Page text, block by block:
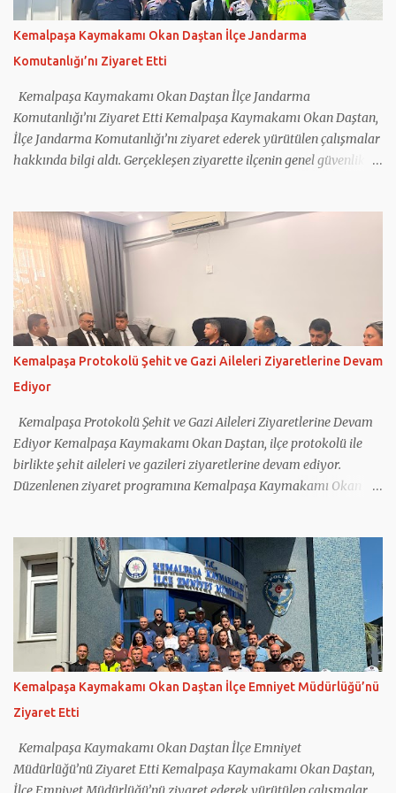
Kemalpaşa Belediye Başkan Adayı Galip Atar, pazar yerindeki bir
balıkçıda tezgah başına geçti. Renkli görüntülere sahne olan
anlarda Hamza Dağ ve Galip Atar, müşterilere balık tarttı.
Kemalpaşa Ziraat Odası Başkanlığı’nı da ziyaret eden Dağ ve
beraberindekiler buradan sonra Erzurum ...
Kemalpaşa Kaymakamı Okan Daştan İlçe Jandarma
Komutanlığı’nı Ziyaret Etti
Kemalpaşa Kaymakamı Okan Daştan İlçe Jandarma
Komutanlığı’nı Ziyaret Etti Kemalpaşa Kaymakamı Okan Daştan,
İlçe Jandarma Komutanlığı’nı ziyaret ederek yürütülen çalışmalar
hakkında bilgi aldı. Gerçekleşen ziyarette ilçenin genel güvenlik
Mehmet Önder Ortoğlu, İlçe Jandarma Komutanlığı’nın
faaliyetleri hakkında Kaymakam Daştan’a bilgi verdi. Jandarma
personeliyle de bir araya gelen Kaymakam Okan Daştan,
vatandaşların huzur ve güvenliği için gece gündüz fedakârca
görev yapan tüm personele teşekkür ederek çalışmalarında
başarılar diledi.
Kemalpaşa Protokolü Şehit ve Gazi Aileleri Ziyaretlerine Devam
Ediyor
Kemalpaşa Protokolü Şehit ve Gazi Aileleri Ziyaretlerine Devam
Ediyor Kemalpaşa Kaymakamı Okan Daştan, ilçe protokolü ile
birlikte şehit aileleri ve gazileri ziyaretlerine devam ediyor.
Düzenlenen ziyaret programına Kemalpaşa Kaymakamı Okan
İlhan Tatar, İlçe Müftüsü Nurullah Birlik ile Sosyal Yardımlaşma
ve Dayanışma Vakfı Müdürü Kadriye Baş katıldı. Kaymakam
Daştan ve beraberindeki heyet; 2019 yılında Hakkâri Çukurca'da
Pençe-2 Harekâtı kapsamında yaralanan kahraman gazimiz
Yakup Küçük ile 16 Haziran 2024 tarihinde Bayındır'da çıkan
yangına müdahale ettikten sonra görev yerine dönerken arazöz
ile geçirdiği kazada şehit olan Ulucak Orman İşletme Şefliği
personeli Serkan Topkaya'nın ailesini ziyaret etti. Her fırsatta
şehit aileleri ve gazilerin yanlarında olduklarını ifade eden
Kaymakam Daştan, şehit ailelerinin Türk milletine bırakılmış en
değerli ...
Kemalpaşa Kaymakamı Okan Daştan İlçe Emniyet Müdürlüğü’nü
Ziyaret Etti
Kemalpaşa Kaymakamı Okan Daştan İlçe Emniyet
Müdürlüğü’nü Ziyaret Etti Kemalpaşa Kaymakamı Okan Daştan,